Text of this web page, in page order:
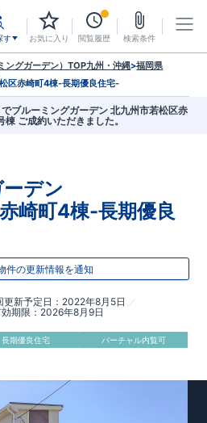
す お気に入り 閲覧履歴 検索条件
ングガーデン）TOP九州・沖縄>福岡県
区赤崎町4棟-長期優良住宅-
ブルーミングガーデン 北九州市若松区赤
棟 ご成約いただきました。
デン
崎町4棟-長期優良
件の更新情報を通知
更新予定日
2022年8月5日
期限 2026年8月9日
長期優良住宅
バーチャル内覧可